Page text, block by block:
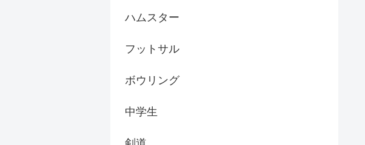
ハムスター
フットサル
ボウリング
中学生